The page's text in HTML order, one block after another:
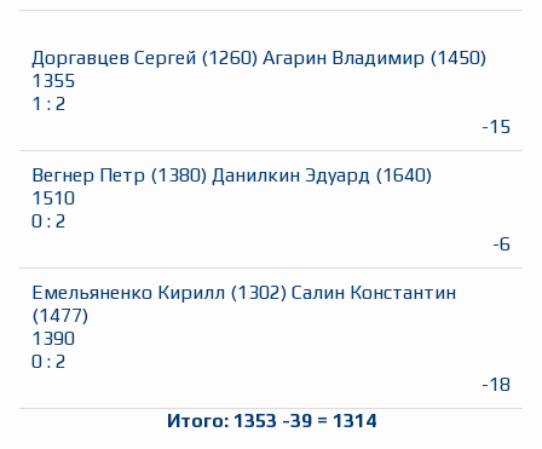
Доргавцев Сергей (1260) Агарин Владимир (1450)
1355
1 : 2
-15
Вегнер Петр (1380) Данилкин Эдуард (1640)
1510
0 : 2
-6
Емельяненко Кирилл (1302) Салин Константин
(1477)
1390
0 : 2
-18
Итого: 1353 -39= 1314